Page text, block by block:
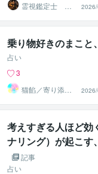
霊視鑑定士 昴
流PRO ※ブログ
更新中
乗り物好きのまこと
占い
3
猫餡／寄り添う
守護霊さんから
のメッセージ
考えすぎる人ほど効
ナリング）が起こす
記事
占い